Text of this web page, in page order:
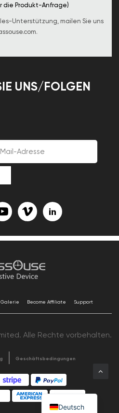
die Produkt-Anfrage)
Unterstützung, mailen Sie uns
.
UNS/FOLGEN
Galerie Become Affiliate Support
Alle Rechte vorbehalten.
Geschäftsbedingungen
Deutsch